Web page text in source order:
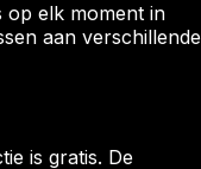
op elk moment in
aan verschillende
is gratis. De